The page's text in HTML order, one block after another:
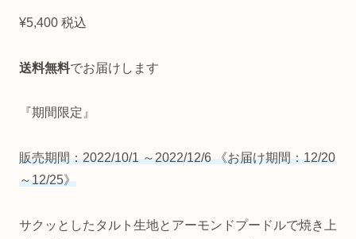
¥5,400 税込
送料無料でお届けします
『期間限定』
販売期間：2022/10/1 ～2022/12/6 《お届け期間：12/20
～12/25》
サクッとしたタルト生地とアーモンドプードルで焼き上